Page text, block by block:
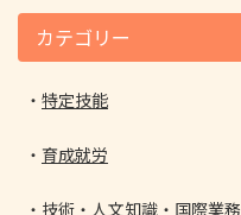
カテゴリー
特定技能
育成就労
技術・人文知識・国際業務